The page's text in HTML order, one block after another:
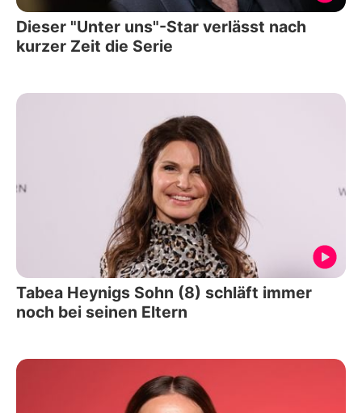
Dieser "Unter uns"-Star verlässt nach
kurzer Zeit die Serie
Tabea Heynigs Sohn (8) schläft immer
noch bei seinen Eltern